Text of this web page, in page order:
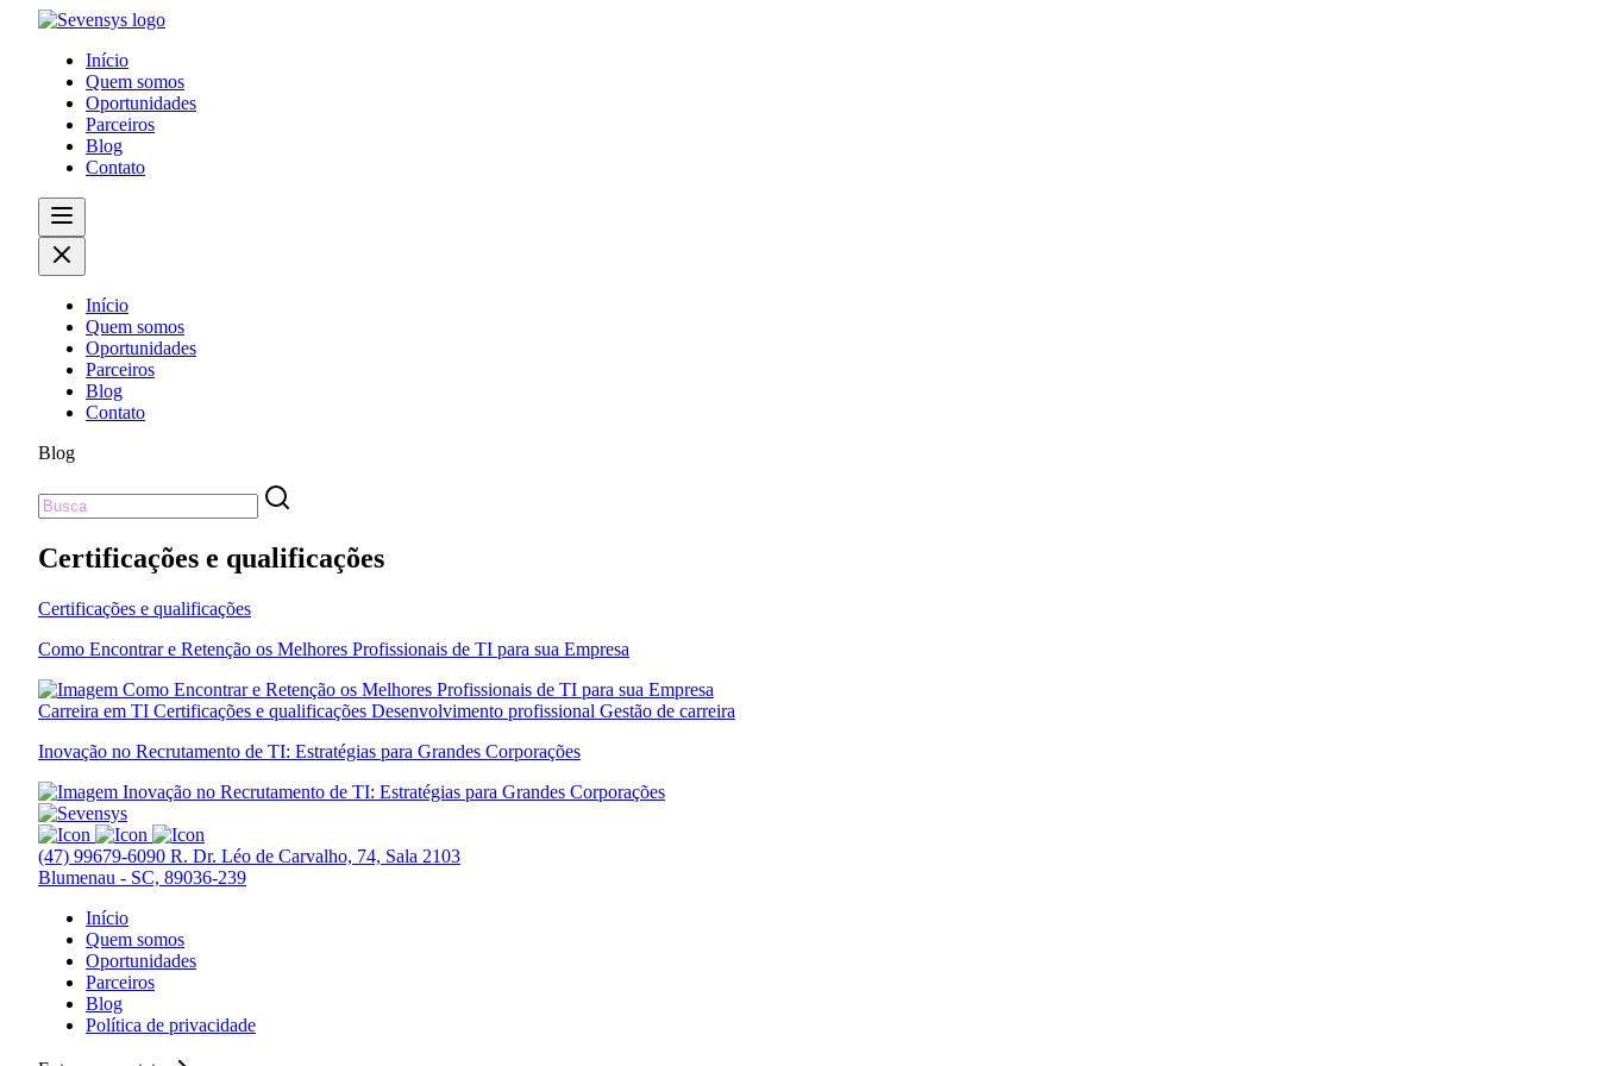
Início
Quem somos
Oportunidades
Parceiros
Blog
Contato
Início
Quem somos
Oportunidades
Parceiros
Blog
Contato
Blog
Certificações e qualificações
Certificações e qualificações
Como Encontrar e Retenção os Melhores Profissionais de TI para sua Empresa
Carreira em TI Certificações e qualificações Desenvolvimento profissional Gestão de carreira
Inovação no Recrutamento de TI: Estratégias para Grandes Corporações
(47) 99679-6090 R. Dr. Léo de Carvalho, 74, Sala 2103
Blumenau - SC, 89036-239
Início
Quem somos
Oportunidades
Parceiros
Blog
Política de privacidade